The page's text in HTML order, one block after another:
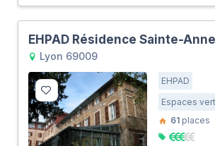
EHPAD Résidence Sainte-Anne
Lyon 69009
EHPAD
Espaces
61 places